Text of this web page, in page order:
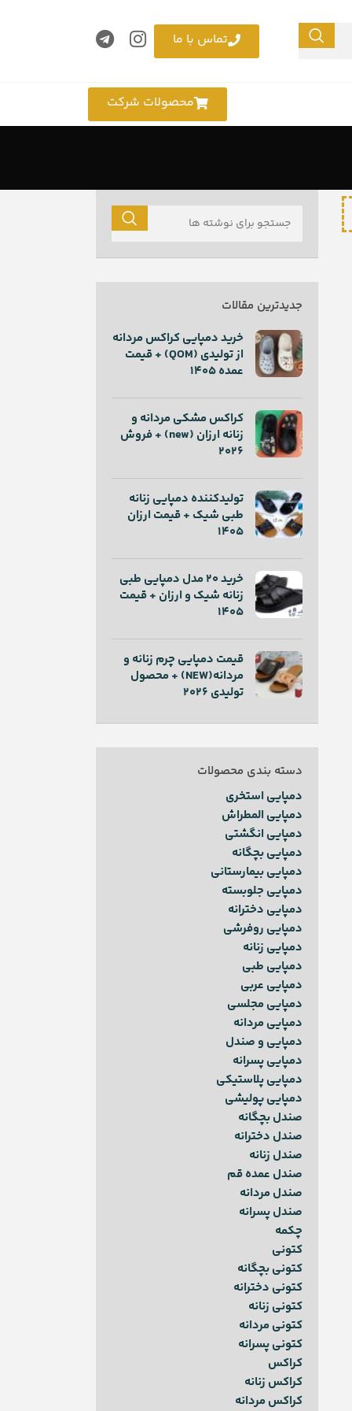
تماس با ما
محصولات شرکت
جدیدترین مقالات
خرید دمپایی کراکس مردانه
از تولیدی (QOM) + قیمت
عمده 1405
کراکس مشکی مردانه و
زنانه ارزان (new) + فروش
2026
تولیدکننده دمپایی زنانه
طبی شیک + قیمت ارزان
1405
خرید ۲۰ مدل دمپایی طبی
زنانه شیک و ارزان + قیمت
1405
قیمت دمپایی چرم زنانه و
مردانه(NEW) + محصول
تولیدی 2026
دسته بندی محصولات
دمپایی استخری
دمپایی المطراش
دمپایی انگشتی
دمپایی بچگانه
دمپایی بیمارستانی
دمپایی جلوبسته
دمپایی دخترانه
دمپایی روفرشی
دمپایی زنانه
دمپایی طبی
دمپایی عربی
دمپایی مجلسی
دمپایی مردانه
دمپایی و صندل
دمپایی پسرانه
دمپایی پلاستیکی
دمپایی پولیشی
صندل بچگانه
صندل دخترانه
صندل زنانه
صندل عمده قم
صندل مردانه
صندل پسرانه
چکمه
کتونی
کتونی بچگانه
کتونی دخترانه
کتونی زنانه
کتونی مردانه
کتونی پسرانه
کراکس
کراکس زنانه
کراکس مردانه